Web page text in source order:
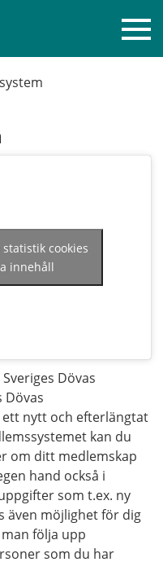
cookies
innehåll
Dövas
Dövas
nytt och efterlängtat
kan du
om ditt medlemskap
hand också i
som t.ex. ny
även möjlighet för dig
följa upp
som du har